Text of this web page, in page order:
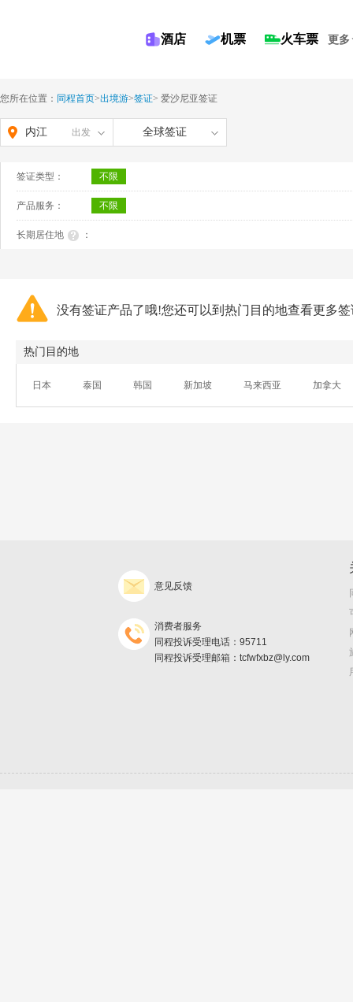
酒店 机票 火车票 更多
您所在位置： 同程首页>出境游>签证> 爱沙尼亚签证
内江 出发 全球签证
签证类型： 不限
产品服务： 不限
长期居住地 ：
没有签证产品了哦!您还可以到热门目的地查看更多
热门目的地
日本 泰国 韩国 新加坡 马来西亚 加拿大
意见反馈
消费者服务
同程投诉受理电话：95711
同程投诉受理邮箱：tcfwfxbz@ly.com